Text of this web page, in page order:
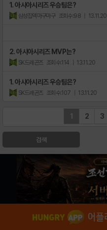
1. 아시아시리즈 우승팀은?
삼성잡덱마구마구 조회수:98 | 13.11.20
2. 아시아시리즈 MVP는?
SK드래곤즈 조회수:114 | 13.11.20
1. 아시아시리즈 우승팀은?
SK드래곤즈 조회수:107 | 13.11.20
1 2 3
검색